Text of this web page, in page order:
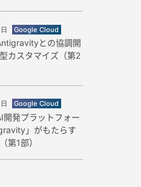
Google Cloud
との協調開
カスタマイズ（第2
Google Cloud
開発プラットフォー
」がもたらす
第1部）